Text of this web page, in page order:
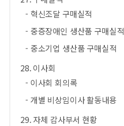
- 혁신조달 구매실적
- 중증장애인 생산품 구매실적
- 중소기업 생산품 구매실적
28. 이사회
- 이사회 회의록
- 개별 비상임이사 활동내용
29. 자체 감사부서 현황